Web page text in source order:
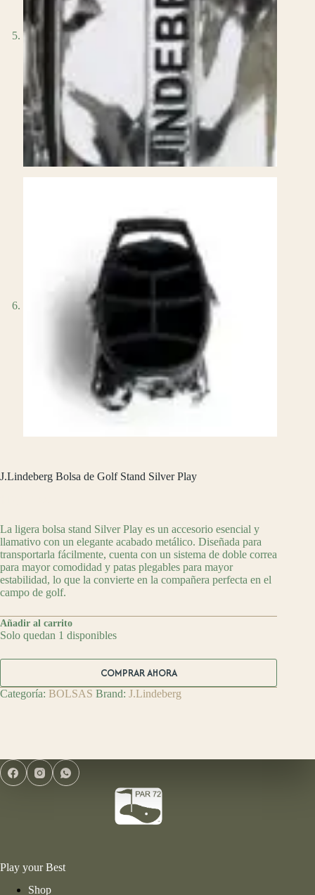
J.Lindeberg Bolsa de Golf Stand Silver Play
La ligera bolsa stand Silver Play es un accesorio esencial y
llamativo con un elegante acabado metálico. Diseñada para
transportarla fácilmente, cuenta con un sistema de doble correa
para mayor comodidad y patas plegables para mayor
estabilidad, lo que la convierte en la compañera perfecta en el
campo de golf.
Añadir al carrito
Solo quedan 1 disponibles
COMPRAR AHORA
Categoría: BOLSAS Brand: J.Lindeberg
Play your Best
Shop